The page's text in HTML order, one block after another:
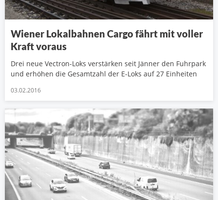
Wiener Lokalbahnen Cargo fährt mit voller
Kraft voraus
Drei neue Vectron-Loks verstärken seit Jänner den Fuhrpark
und erhöhen die Gesamtzahl der E-Loks auf 27 Einheiten
03.02.2016